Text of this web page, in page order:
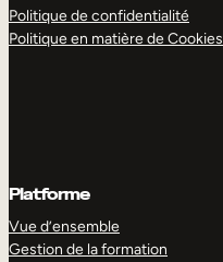
Politique de confidentialité
Politique en matière de Cookies
Platforme
Vue d’ensemble
Gestion de la formation